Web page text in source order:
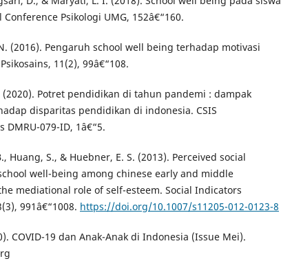
Conference Psikologi UMG, 152â€“160.
(2016). Pengaruh school well being terhadap motivasi
11(2), 99â€“108.
(2020). Potret pendidikan di tahun pandemi : dampak
disparitas pendidikan di indonesia. CSIS
DMRU-079-ID, 1â€“5.
Huang, S., & Huebner, E. S. (2013). Perceived social
well-being among chinese early and middle
mediational role of self-esteem. Social Indicators
991â€“1008. https://doi.org/10.1007/s11205-012-0123-8
COVID-19 dan Anak-Anak di Indonesia (Issue Mei).